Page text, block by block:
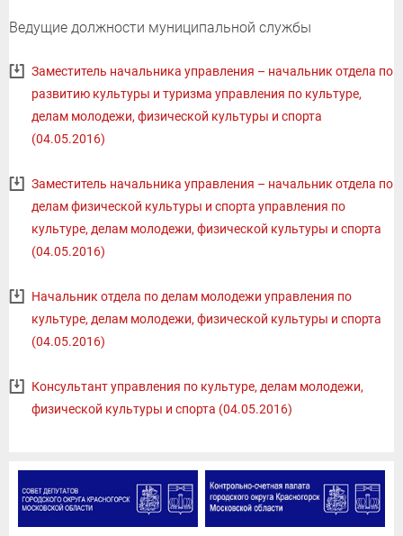
Ведущие должности муниципальной службы
Заместитель начальника управления – начальник отдела по
развитию культуры и туризма управления по культуре,
делам молодежи, физической культуры и спорта
(04.05.2016)
Заместитель начальника управления – начальник отдела по
делам физической культуры и спорта управления по
культуре, делам молодежи, физической культуры и спорта
(04.05.2016)
Начальник отдела по делам молодежи управления по
культуре, делам молодежи, физической культуры и спорта
(04.05.2016)
Консультант управления по культуре, делам молодежи,
физической культуры и спорта (04.05.2016)